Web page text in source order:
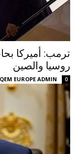
ترمب: أميركا
روسيا والصين
EUROPE ADMIN 0